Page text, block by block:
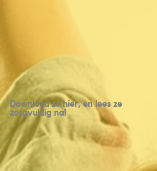
Download ze hier, en lees ze
zorgvuldig na!